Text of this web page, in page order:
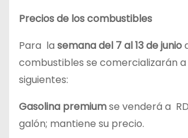
Precios de los combustibles
Para la semana del 7 al 13 de junio
combustibles se comercializarán
siguientes:
Gasolina premiumse venderá a
galón; mantiene su precio.